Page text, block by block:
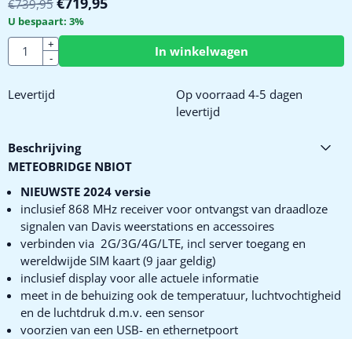
€739,95
U bespaart: 3%
Aantal
+
-
In winkelwagen
Levertijd
Op voorraad 4-5 dagen
levertijd
Beschrijving
METEOBRIDGE NBIOT
NIEUWSTE 2024 versie
inclusief 868 MHz receiver voor ontvangst van draadloze
signalen van Davis weerstations en accessoires
verbinden via 2G/3G/4G/LTE, incl server toegang en
wereldwijde SIM kaart (9 jaar geldig)
inclusief display voor alle actuele informatie
meet in de behuizing ook de temperatuur, luchtvochtigheid
en de luchtdruk d.m.v. een sensor
voorzien van een USB- en ethernetpoort